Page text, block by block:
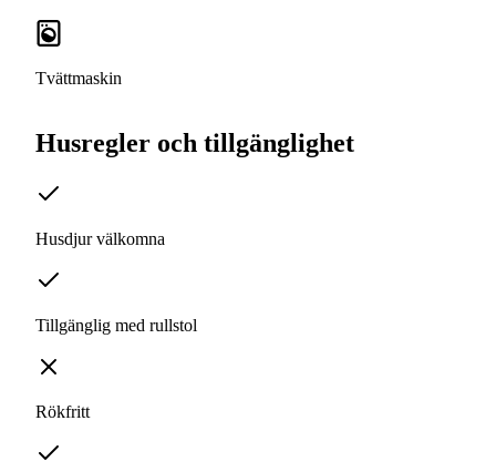
Tvättmaskin
Husregler och tillgänglighet
Husdjur välkomna
Tillgänglig med rullstol
Rökfritt